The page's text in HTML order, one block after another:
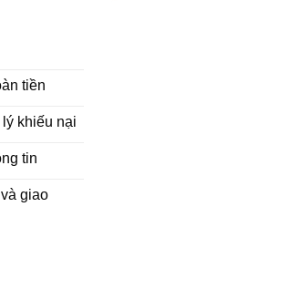
tiền
khiếu nại
tin
giao